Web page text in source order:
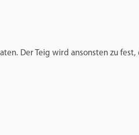
Der Teig wird ansonsten zu